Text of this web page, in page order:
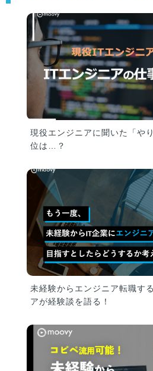
現役エンジニアに聞いた「や
位は…？
未経験からエンジニア転職す
アが経験談を語る！